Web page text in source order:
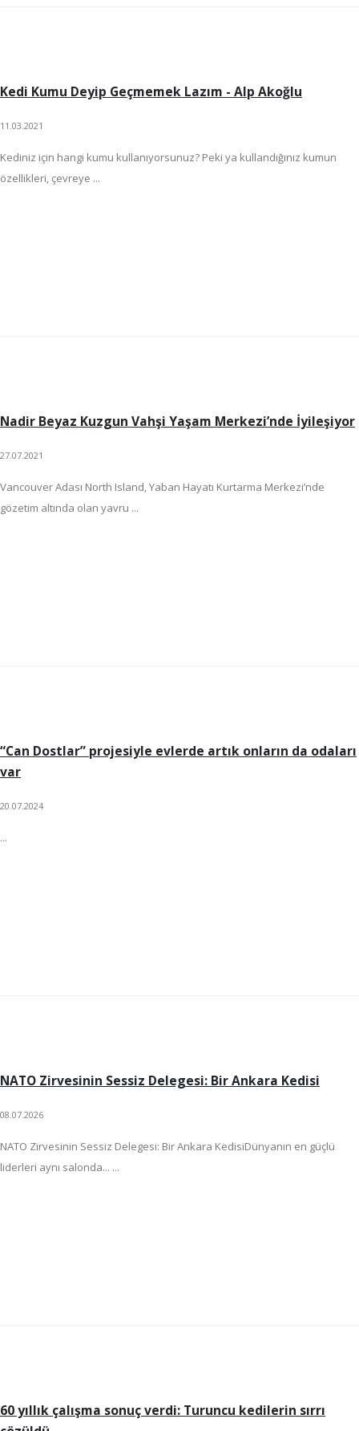
Kedi Kumu Deyip Geçmemek Lazım - Alp Akoğlu
11.03.2021
Kediniz için hangi kumu kullanıyorsunuz? Peki ya kullandığınız kumun
özellikleri, çevreye ...
Nadir Beyaz Kuzgun Vahşi Yaşam Merkezi’nde İyileşiyor
27.07.2021
Vancouver Adası North Island, Yaban Hayatı Kurtarma Merkezi’nde
gözetim altında olan yavru ...
“Can Dostlar” projesiyle evlerde artık onların da odaları
var
20.07.2024
...
NATO Zirvesinin Sessiz Delegesi: Bir Ankara Kedisi
08.07.2026
NATO Zirvesinin Sessiz Delegesi: Bir Ankara KedisiDünyanın en güçlü
liderleri aynı salonda... ...
60 yıllık çalışma sonuç verdi: Turuncu kedilerin sırrı